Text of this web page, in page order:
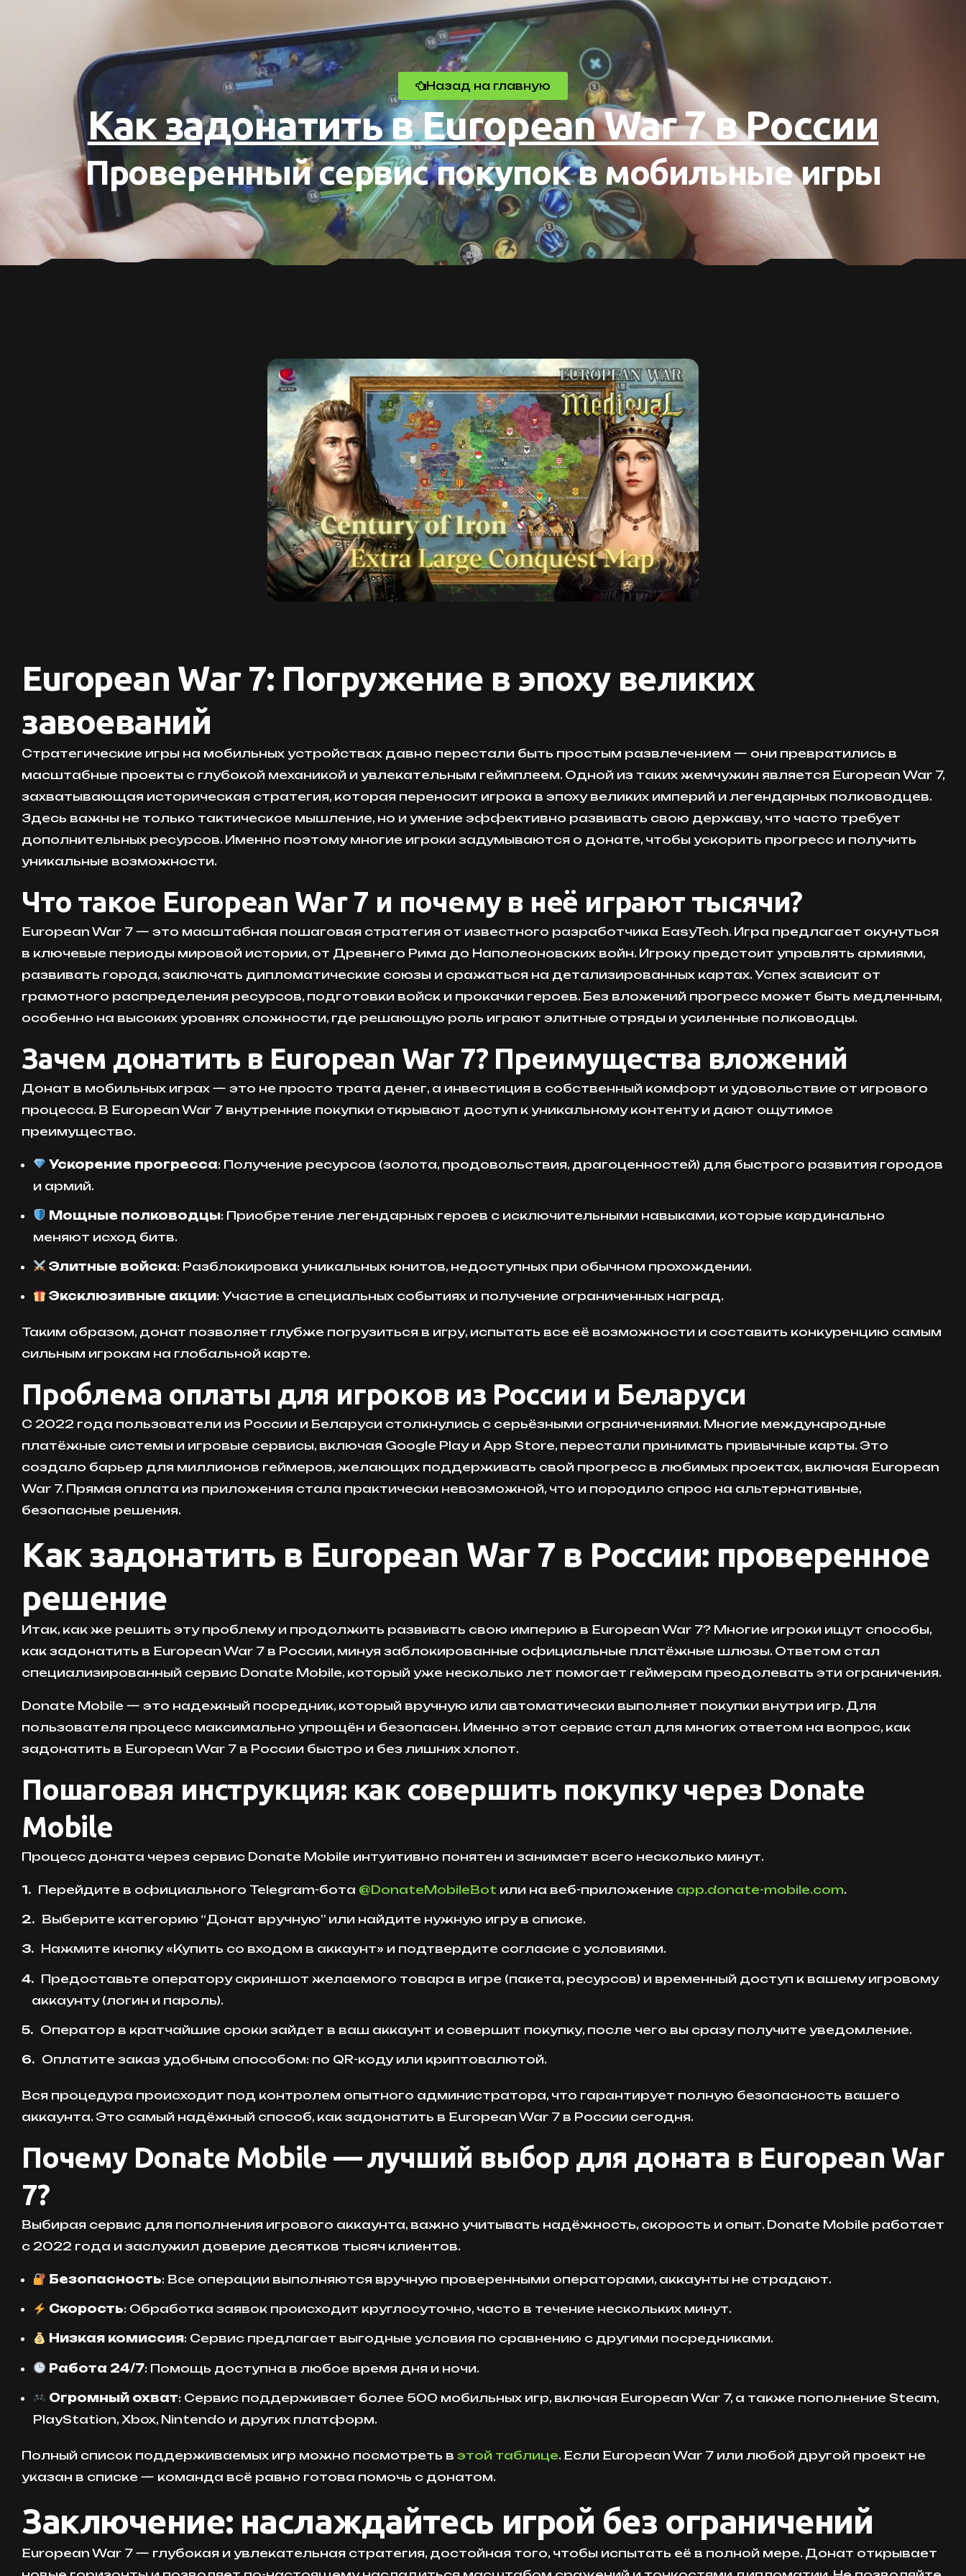
Назад на главную
Как задонатить в European War 7 в России
Проверенный сервис покупок в мобильные игры
European War 7: Погружение в эпоху великих
завоеваний
Стратегические игры на мобильных устройствах давно перестали быть простым развлечением — они превратились в
масштабные проекты с глубокой механикой и увлекательным геймплеем. Одной из таких жемчужин является European War 7,
захватывающая историческая стратегия, которая переносит игрока в эпоху великих империй и легендарных полководцев.
Здесь важны не только тактическое мышление, но и умение эффективно развивать свою державу, что часто требует
дополнительных ресурсов. Именно поэтому многие игроки задумываются о донате, чтобы ускорить прогресс и получить
уникальные возможности.
Что такое European War 7 и почему в неё играют тысячи?
European War 7 — это масштабная пошаговая стратегия от известного разработчика EasyTech. Игра предлагает окунуться
в ключевые периоды мировой истории, от Древнего Рима до Наполеоновских войн. Игроку предстоит управлять армиями,
развивать города, заключать дипломатические союзы и сражаться на детализированных картах. Успех зависит от
грамотного распределения ресурсов, подготовки войск и прокачки героев. Без вложений прогресс может быть медленным,
особенно на высоких уровнях сложности, где решающую роль играют элитные отряды и усиленные полководцы.
Зачем донатить в European War 7? Преимущества вложений
Донат в мобильных играх — это не просто трата денег, а инвестиция в собственный комфорт и удовольствие от игрового
процесса. В European War 7 внутренние покупки открывают доступ к уникальному контенту и дают ощутимое
преимущество.
Ускорение прогресса: Получение ресурсов (золота, продовольствия, драгоценностей) для быстрого развития городов
и армий.
Мощные полководцы: Приобретение легендарных героев с исключительными навыками, которые кардинально
меняют исход битв.
Элитные войска: Разблокировка уникальных юнитов, недоступных при обычном прохождении.
Эксклюзивные акции: Участие в специальных событиях и получение ограниченных наград.
Таким образом, донат позволяет глубже погрузиться в игру, испытать все её возможности и составить конкуренцию самым
сильным игрокам на глобальной карте.
Проблема оплаты для игроков из России и Беларуси
С 2022 года пользователи из России и Беларуси столкнулись с серьёзными ограничениями. Многие международные
платёжные системы и игровые сервисы, включая Google Play и App Store, перестали принимать привычные карты. Это
создало барьер для миллионов геймеров, желающих поддерживать свой прогресс в любимых проектах, включая European
War 7. Прямая оплата из приложения стала практически невозможной, что и породило спрос на альтернативные,
безопасные решения.
Как задонатить в European War 7 в России: проверенное
решение
Итак, как же решить эту проблему и продолжить развивать свою империю в European War 7? Многие игроки ищут способы,
как задонатить в European War 7 в России, минуя заблокированные официальные платёжные шлюзы. Ответом стал
специализированный сервис Donate Mobile, который уже несколько лет помогает геймерам преодолевать эти ограничения.
Donate Mobile — это надежный посредник, который вручную или автоматически выполняет покупки внутри игр. Для
пользователя процесс максимально упрощён и безопасен. Именно этот сервис стал для многих ответом на вопрос, как
задонатить в European War 7 в России быстро и без лишних хлопот.
Пошаговая инструкция: как совершить покупку через Donate
Mobile
Процесс доната через сервис Donate Mobile интуитивно понятен и занимает всего несколько минут.
Перейдите в официального Telegram-бота @DonateMobileBot или на веб-приложение app.donate-mobile.com.
Выберите категорию “Донат вручную” или найдите нужную игру в списке.
Нажмите кнопку «Купить со входом в аккаунт» и подтвердите согласие с условиями.
Предоставьте оператору скриншот желаемого товара в игре (пакета, ресурсов) и временный доступ к вашему игровому
аккаунту (логин и пароль).
Оператор в кратчайшие сроки зайдет в ваш аккаунт и совершит покупку, после чего вы сразу получите уведомление.
Оплатите заказ удобным способом: по QR-коду или криптовалютой.
Вся процедура происходит под контролем опытного администратора, что гарантирует полную безопасность вашего
аккаунта. Это самый надёжный способ, как задонатить в European War 7 в России сегодня.
Почему Donate Mobile — лучший выбор для доната в European War
7?
Выбирая сервис для пополнения игрового аккаунта, важно учитывать надёжность, скорость и опыт. Donate Mobile работает
с 2022 года и заслужил доверие десятков тысяч клиентов.
Безопасность: Все операции выполняются вручную проверенными операторами, аккаунты не страдают.
Скорость: Обработка заявок происходит круглосуточно, часто в течение нескольких минут.
Низкая комиссия: Сервис предлагает выгодные условия по сравнению с другими посредниками.
Работа 24/7: Помощь доступна в любое время дня и ночи.
Огромный охват: Сервис поддерживает более 500 мобильных игр, включая European War 7, а также пополнение Steam,
PlayStation, Xbox, Nintendo и других платформ.
Полный список поддерживаемых игр можно посмотреть в этой таблице. Если European War 7 или любой другой проект не
указан в списке — команда всё равно готова помочь с донатом.
Заключение: наслаждайтесь игрой без ограничений
European War 7 — глубокая и увлекательная стратегия, достойная того, чтобы испытать её в полной мере. Донат открывает